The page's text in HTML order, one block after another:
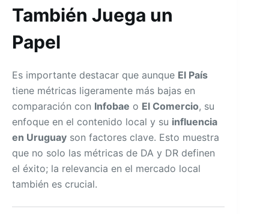
También Juega un
Papel
Es importante destacar que aunque El País
tiene métricas ligeramente más bajas en
comparación con Infobae o El Comercio, su
enfoque en el contenido local y su influencia
en Uruguay son factores clave. Esto muestra
que no solo las métricas de DA y DR definen
el éxito; la relevancia en el mercado local
también es crucial.